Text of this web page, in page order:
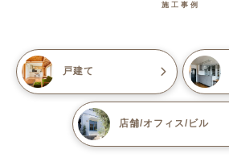
施工事例
戸建て
店舗/オフィス/ビル